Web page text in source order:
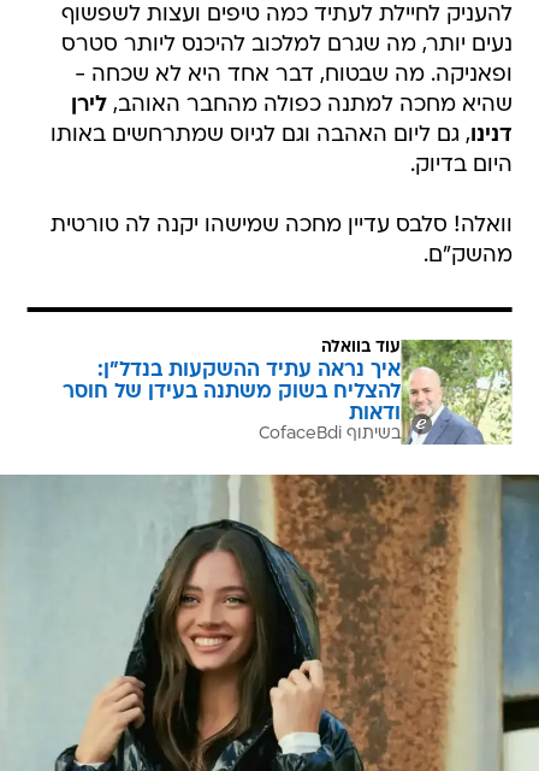
להעניק לחיילת לעתיד כמה טיפים ועצות לשפשוף
נעים יותר, מה שגרם למלכוב להיכנס ליותר סטרס
ופאניקה. מה שבטוח, דבר אחד היא לא שכחה -
שהיא מחכה למתנה כפולה מהחבר האוהב,לירן
דנינו, גם ליום האהבה וגם לגיוס שמתרחשים באותו
היום בדיוק.
וואלה! סלבס עדיין מחכה שמישהו יקנה לה טורטית
מהשק"ם.
עוד בוואלה
איך נראה עתיד ההשקעות בנדל"ן:
להצליח בשוק משתנה בעידן של חוסר
ודאות
בשיתוף CofaceBdi